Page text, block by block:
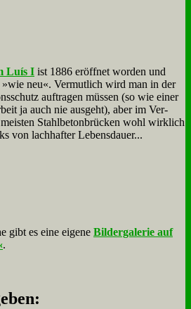
Luís I ist 1886 er­öff­net wor­den und
neu«. Ver­mut­lich wird man in der
auf­tra­gen müs­sen (so wie ei­ner
ja auch nie aus­geht), aber im Ver­
Stahl­be­ton­brücken wohl wirk­lich
von lach­haf­ter Le­bens­dau­er...
gibt es ei­ne ei­ge­ne Bil­der­ga­le­rie auf
.